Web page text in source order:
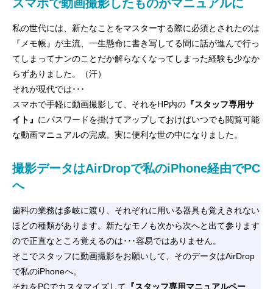
スマホで動画撮影したものがマニュアルに
私の世代には、新たなことをマスターする際に必須とされたのは
『メモ帳』が主流、一生懸命に書き写してる間に話が進んで行っ
てしまってナンのことだか解らなくなってしまった経験も少なか
らずありました。（汗）
それが現代では･･･
スマホで手軽に動画撮影して、それをHP内の 『スタッフ専用サ
イト』 にパスワードを掛けてアップしておけばいつでも閲覧可能
な動画マニュアルの完成。実に便利な世の中になりました。
撮影データはAirDropで私のiPhone経由でPC
へ
歯科の業務は多岐に渡り、それぞれに用いる器具も覚えきれない
ほどの種類があります。新たなモノも次から次へと出て参ります
ので正直なところ覚えるのは･･･容易ではありません。
そこでスタッフに動画撮影をお願いして、そのデータはAirDrop
で私のiPhoneへ。
それをPCでカスタマイズして 『スタッフ専用マニュアルペー